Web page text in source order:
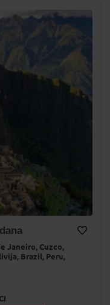
Dodaj na Moj odabir
Janeiro, Cuzco,
Brazil, Peru,